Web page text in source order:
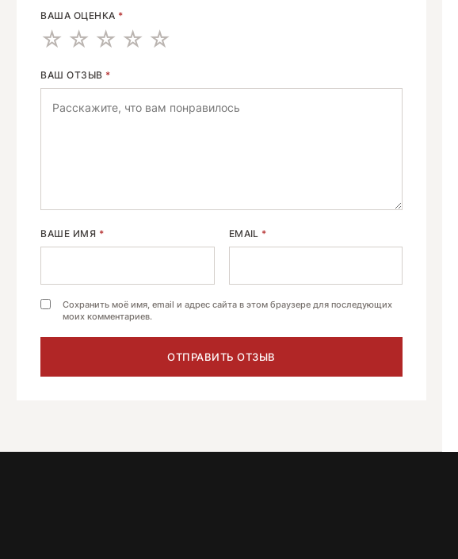
ВАША ОЦЕНКА *
ВАШ ОТЗЫВ *
ВАШЕ ИМЯ * EMAIL *
Сохранить моё имя, email и адрес сайта в этом браузере для последующих
моих комментариев.